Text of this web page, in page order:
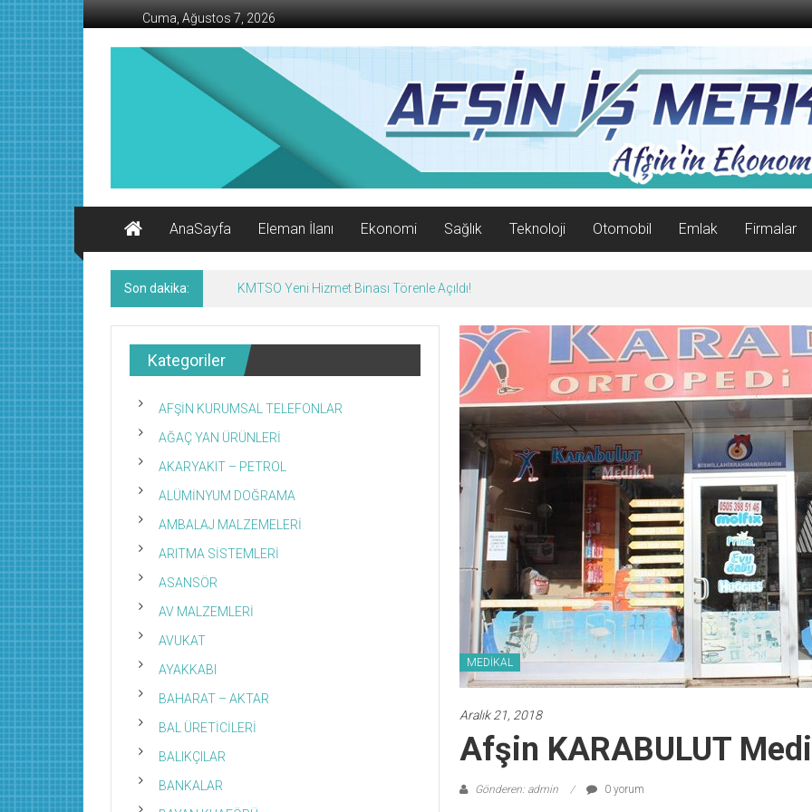
İçeriğe
geç
Cuma, Ağustos 7, 2026
AFŞİN
Ekonomi
Kanalı
AnaSayfa
Eleman İlanı Ekonomi Sağlık Teknoloji Otomobil Emlak Firmalar
Son dakika: KMTSO Yeni Hizmet Binası Törenle Açıldı!
MEDİKAL
Aralık 21, 2018
Afşin KARABULUT
Gönderen: admin 0 yorum
Kategoriler
AFŞİN KURUMSAL TELEFONLAR
AĞAÇ YAN ÜRÜNLERİ
AKARYAKIT – PETROL
ALÜMİNYUM DOĞRAMA
AMBALAJ MALZEMELERİ
ARITMA SİSTEMLERİ
ASANSÖR
AV MALZEMLERİ
AVUKAT
AYAKKABI
BAHARAT – AKTAR
BAL ÜRETİCİLERİ
BALIKÇILAR
BANKALAR